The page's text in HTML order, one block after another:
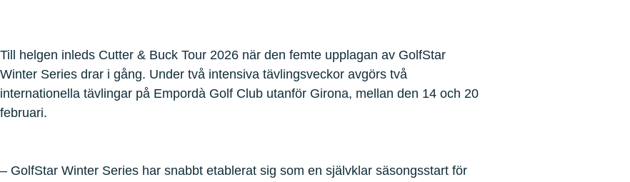
Till helgen inleds Cutter & Buck Tour 2026 när den femte upplagan av GolfStar
Winter Series drar i gång. Under två intensiva tävlingsveckor avgörs två
internationella tävlingar på Empordà Golf Club utanför Girona, mellan den 14 och 20
februari.
– GolfStar Winter Series har snabbt etablerat sig som en självklar säsongsstart för